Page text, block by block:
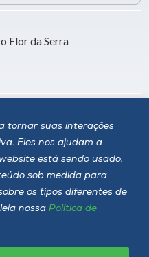
tornar suas interações
Eles nos ajudam a
está sendo usado,
sob medida para
os tipos diferentes de
nossa Política de
Flor da Serra